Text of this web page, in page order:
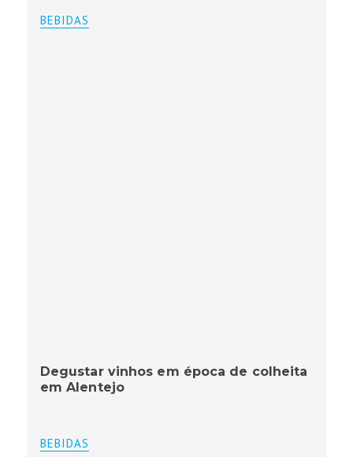
BEBIDAS
Degustar vinhos em época de colheita
em Alentejo
BEBIDAS